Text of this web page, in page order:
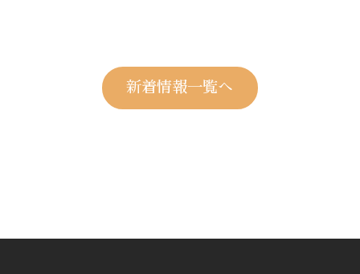
新着情報一覧へ